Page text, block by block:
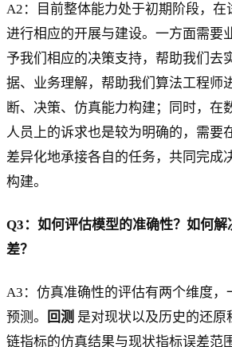
A2：目前整体能力处于初期阶段，在
进行相应的开展与建设。一方面需要
予我们相应的决策支持，帮助我们去
据、业务理解，帮助我们算法工程师
断、决策、仿真能力构建；同时，在
人员上的诉求也是较为明确的，需要
差异化地承接各自的任务，共同完成
构建。
Q3：如何评估模型的准确性？如何
差？
A3：仿真准确性的评估有两个维度，
预测。
回测 是对现状以及历史的还原
链指标的仿真结果与现状指标误差范